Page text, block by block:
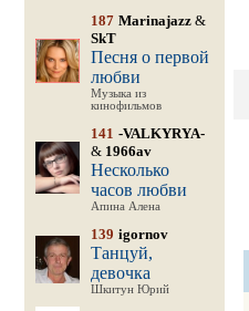
187 Marinajazz&
SkT
Песня о первой
любви
Музыка из
кинофильмов
141 -VALKYRYA-
& 1966av
Несколько
часов любви
Апина Алена
139 igornov
Танцуй,
девочка
Шкитун Юрий